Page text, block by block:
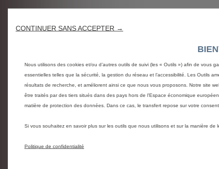
CONTINUER SANS ACCEPTER →
Nous utilisons des cookies et/ou d’autres outils de suivi (les « Outils ») afin de vous
essentielles telles que la sécurité, la gestion du réseau et l’accessibilité. Les Outils
résultats de recherche, et améliorent ainsi ce que nous vous proposons. Notre site
être traités par des tiers situés dans des pays hors de l'Espace économique
matière de protection des données. Dans ce cas, le transfert repose sur votre
Si vous souhaitez en savoir plus sur les outils que nous utilisons et sur la manière
Politique de confidentialité